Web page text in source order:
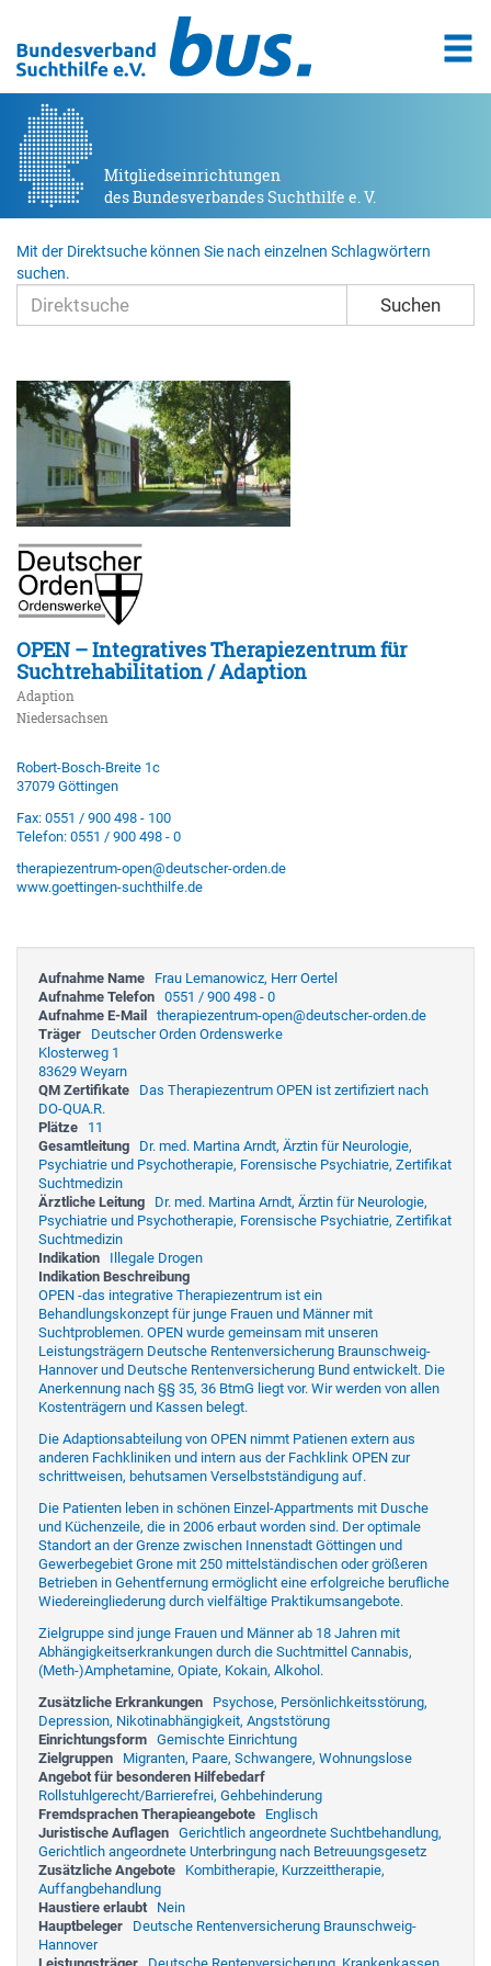
Mitgliedseinrichtungen
des Bundesverbandes Suchthilfe e. V.
Mit der Direktsuche können Sie nach einzelnen Schlagwörtern
suchen.
Suchen
OPEN – Integratives Therapiezentrum für
Suchtrehabilitation / Adaption
Adaption
Niedersachsen
Robert-Bosch-Breite 1c
37079 Göttingen
Fax: 0551 / 900 498 - 100
Telefon: 0551 / 900 498 - 0
therapiezentrum-open@deutscher-orden.de
www.goettingen-suchthilfe.de
Aufnahme Name
Frau Lemanowicz, Herr Oertel
Aufnahme Telefon 0551 / 900 498 - 0
Aufnahme E-Mail
therapiezentrum-open@deutscher-orden.de
Träger
Deutscher Orden Ordenswerke
Klosterweg 1
83629 Weyarn
QM Zertifikate
Das Therapiezentrum OPEN ist zertifiziert nach
DO-QUA.R.
Plätze
11
Gesamtleitung
Dr. med. Martina Arndt, Ärztin für Neurologie,
Psychiatrie und Psychotherapie, Forensische Psychiatrie, Zertifikat
Suchtmedizin
Ärztliche Leitung
Dr. med. Martina Arndt, Ärztin für Neurologie,
Psychiatrie und Psychotherapie, Forensische Psychiatrie, Zertifikat
Suchtmedizin
Indikation
Illegale Drogen
Indikation Beschreibung
OPEN -das integrative Therapiezentrum ist ein
Behandlungskonzept für junge Frauen und Männer mit
Suchtproblemen. OPEN wurde gemeinsam mit unseren
Leistungsträgern Deutsche Rentenversicherung Braunschweig-
Hannover und Deutsche Rentenversicherung Bund entwickelt. Die
Anerkennung nach §§ 35, 36 BtmG liegt vor. Wir werden von allen
Kostenträgern und Kassen belegt.
Die Adaptionsabteilung von OPEN nimmt Patienen extern aus
anderen Fachkliniken und intern aus der Fachklink OPEN zur
schrittweisen, behutsamen Verselbstständigung auf.
Die Patienten leben in schönen Einzel-Appartments mit Dusche
und Küchenzeile, die in 2006 erbaut worden sind. Der optimale
Standort an der Grenze zwischen Innenstadt Göttingen und
Gewerbegebiet Grone mit 250 mittelständischen oder größeren
Betrieben in Gehentfernung ermöglicht eine erfolgreiche berufliche
Wiedereingliederung durch vielfältige Praktikumsangebote.
Zielgruppe sind junge Frauen und Männer ab 18 Jahren mit
Abhängigkeitserkrankungen durch die Suchtmittel Cannabis,
(Meth-)Amphetamine, Opiate, Kokain, Alkohol.
Zusätzliche Erkrankungen
Psychose, Persönlichkeitsstörung,
Depression, Nikotinabhängigkeit, Angststörung
Einrichtungsform Gemischte Einrichtung
Zielgruppen
Migranten, Paare, Schwangere, Wohnungslose
Angebot für besonderen Hilfebedarf
Rollstuhlgerecht/Barrierefrei, Gehbehinderung
Fremdsprachen Therapieangebote
Englisch
Juristische Auflagen Gerichtlich angeordnete Suchtbehandlung,
Gerichtlich angeordnete Unterbringung nach Betreuungsgesetz
Zusätzliche Angebote
Kombitherapie, Kurzzeittherapie,
Auffangbehandlung
Haustiere erlaubt
Nein
Hauptbeleger
Deutsche Rentenversicherung Braunschweig-
Hannover